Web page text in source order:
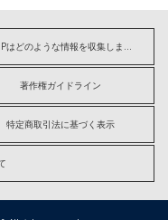
OUPはどのような情報を収集しますか?
著作権ガイドライン
特定商取引法に基づく表示